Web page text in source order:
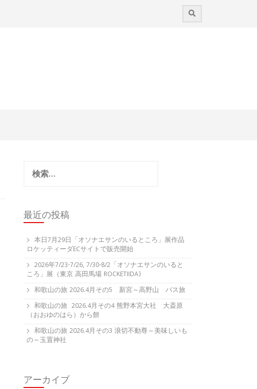
最近の投稿
本日7月29日「オソナエサンのいるところ」展作品
ロケッティーダECサイトで販売開始
2026年7/23-7/26, 7/30-8/2「オソナエサンのいると
ころ」展（東京 高田馬場 ROCKETIIDA)
和歌山の旅 2026.4月その5 新宮～高野山 バス旅
和歌山の旅 2026.4月その4 熊野本宮大社 大斎原
（おおゆのはら）から餅
和歌山の旅 2026.4月その3 浪切不動尊～美味しいも
の～玉置神社
アーカイブ